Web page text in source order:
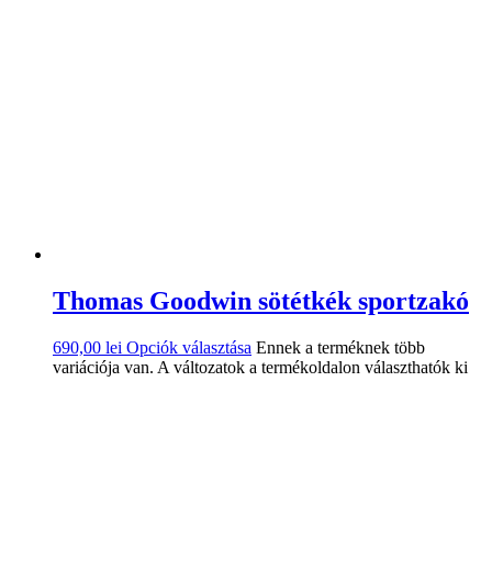
Thomas Goodwin sötétkék sportzakó
690,00 lei Opciók választása Ennek a terméknek több
variációja van. A változatok a termékoldalon választhatók ki